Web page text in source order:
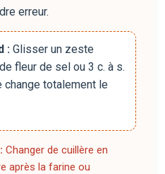
erreur.
: Glisser un zeste
fleur de sel ou 3 c. à s.
totalement le
Changer de cuillère en
après la farine ou